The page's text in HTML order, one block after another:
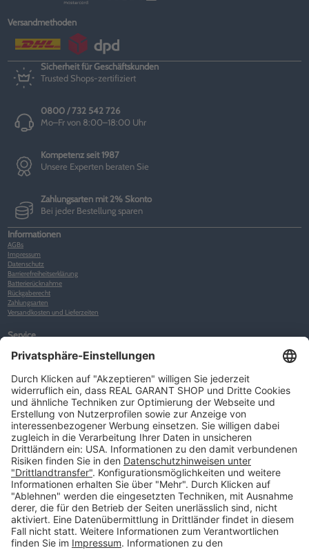
Versandmethoden
Sicherheit für Geschäftskunden
Trusted Shops-zertifiziert
0800 / 732 542 726
Mo–Fr von 8:00–18:00 Uhr
Kompetenz seit 1987
Unsere Experten beraten Sie
Zahlungsarten mit 2% Skonto
Bei jeder Bestellung sparen
Informationen
AGBs
Impressum
Datenschutz
Barrierefreiheitserklärung
Batterierücknahme
Rückgaberecht
Zahlungsarten
Versandkosten und Lieferzeiten
Service
Warenkorb
Neues Kunden-Konto anlegen
Newsletter
Kontakt
FAQs
Über uns
Kategorien
Betriebsorganisation (52)
Schlüsselorganisation (140)
Reifenorganisation (35)
Werkstattorganisation (166)
Preisauszeichnung und Preisdisplays (35)
Formulare KFZ und Werkstatt (34)
Kennzeichenhalter (49)
KFZ-Verkauf und KFZ-Präsentation (19)
Aussenwerbung (47)
Prospektpräsentation, Infosysteme (29)
Werbeartikel und Give-Aways (212)